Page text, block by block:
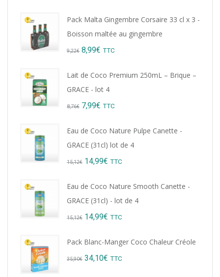
Pack Malta Gingembre Corsaire 33 cl x 3 -
Boisson maltée au gingembre
9,22€ Original
8,99€ Current
TTC
Lait de Coco Premium 250mL – Brique –
GRACE - lot 4
8,76€ Original
7,99€ Current
TTC
Eau de Coco Nature Pulpe Canette -
GRACE (31cl) lot de 4
15,12€ Original
14,99€ Current
TTC
Eau de Coco Nature Smooth Canette -
GRACE (31cl) - lot de 4
15,12€ Original
14,99€ Current
TTC
Pack Blanc-Manger Coco Chaleur Créole
35,90€ Original
34,10€ Current
TTC